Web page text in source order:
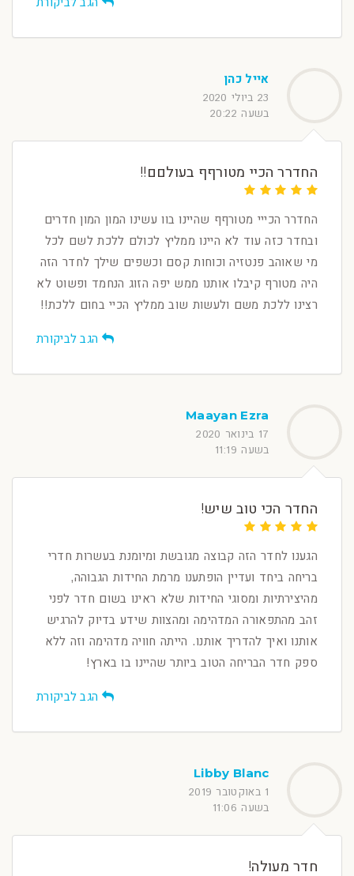
אייל כהן
23 ביולי 2020
בשעה 20:22
החדרר הכיי מטורףף בעולםם!!
החדרר הכייי מטורףף שהיינו בוו עשינו המון המון חדרים
ובחדר כזה עוד לא היינו ממליץ לכולם ללכת לשם לכל
מי שאוהב פנטזיה וכוחות קסם וכשפים שילך לחדר הזה
היה מטורף קיבלו אותנו ממש יפה הזוג הנחמד ופשוט לא
רצינו ללכת משם ולעשות שוב ממליץ הכיי בחום ללכת!!
הגב לביקורת
Maayan Ezra
17 בינואר 2020
בשעה 11:19
החדר הכי טוב שיש!
הגענו לחדר הזה קבוצה מגובשת ומיומנת בעשרות חדרי
בריחה ביחד ועדיין הופתענו מרמת החידות הגבוהה,
מהיצירתיות ומסוגי החידות שלא ראינו בשום חדר לפני
זהב מהתפאורה המדהימה ומהצוות שידע בדיוק להרגיש
אותנו ואיך להדריך אותנו. הייתה חוויה מדהימה וזה ללא
ספק חדר הבריחה הטוב ביותר שהיינו בו בארץ!
הגב לביקורת
Libby Blanc
1 באוקטובר 2019
בשעה 11:06
חדר מעולה!